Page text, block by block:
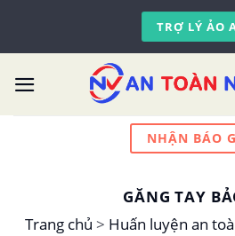
content
TRỢ LÝ ẢO
NHẬN BÁO
GĂNG TAY
Trang chủ > Huấn luyện an